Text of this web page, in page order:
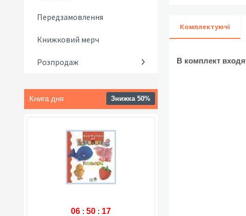
Передзамовлення
Книжковий мерч
Розпродаж
Книга дня Знижка 50%
06 : 50 : 16
Комплектуючі
В комплект